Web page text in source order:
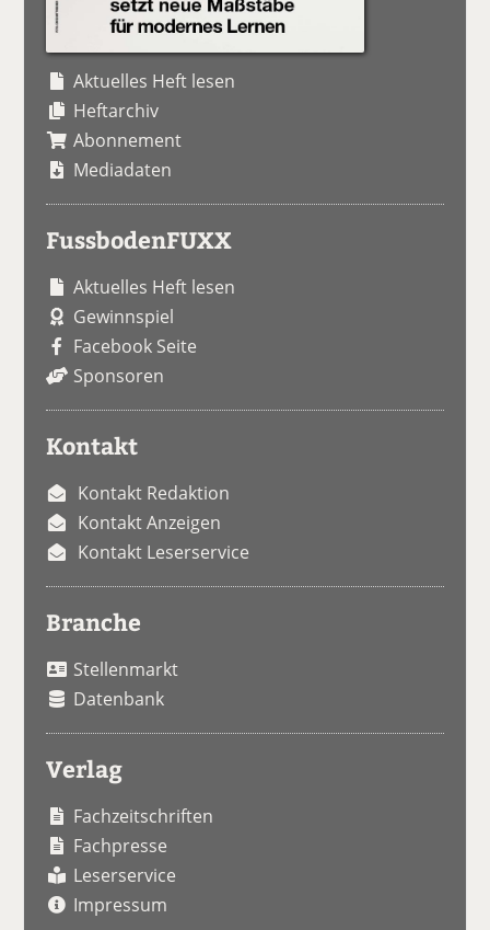
Aktuelles Heft lesen
Heftarchiv
Abonnement
Mediadaten
FussbodenFUXX
Aktuelles Heft lesen
Gewinnspiel
Facebook Seite
Sponsoren
Kontakt
Kontakt Redaktion
Kontakt Anzeigen
Kontakt Leserservice
Branche
Stellenmarkt
Datenbank
Verlag
Fachzeitschriften
Fachpresse
Leserservice
Impressum